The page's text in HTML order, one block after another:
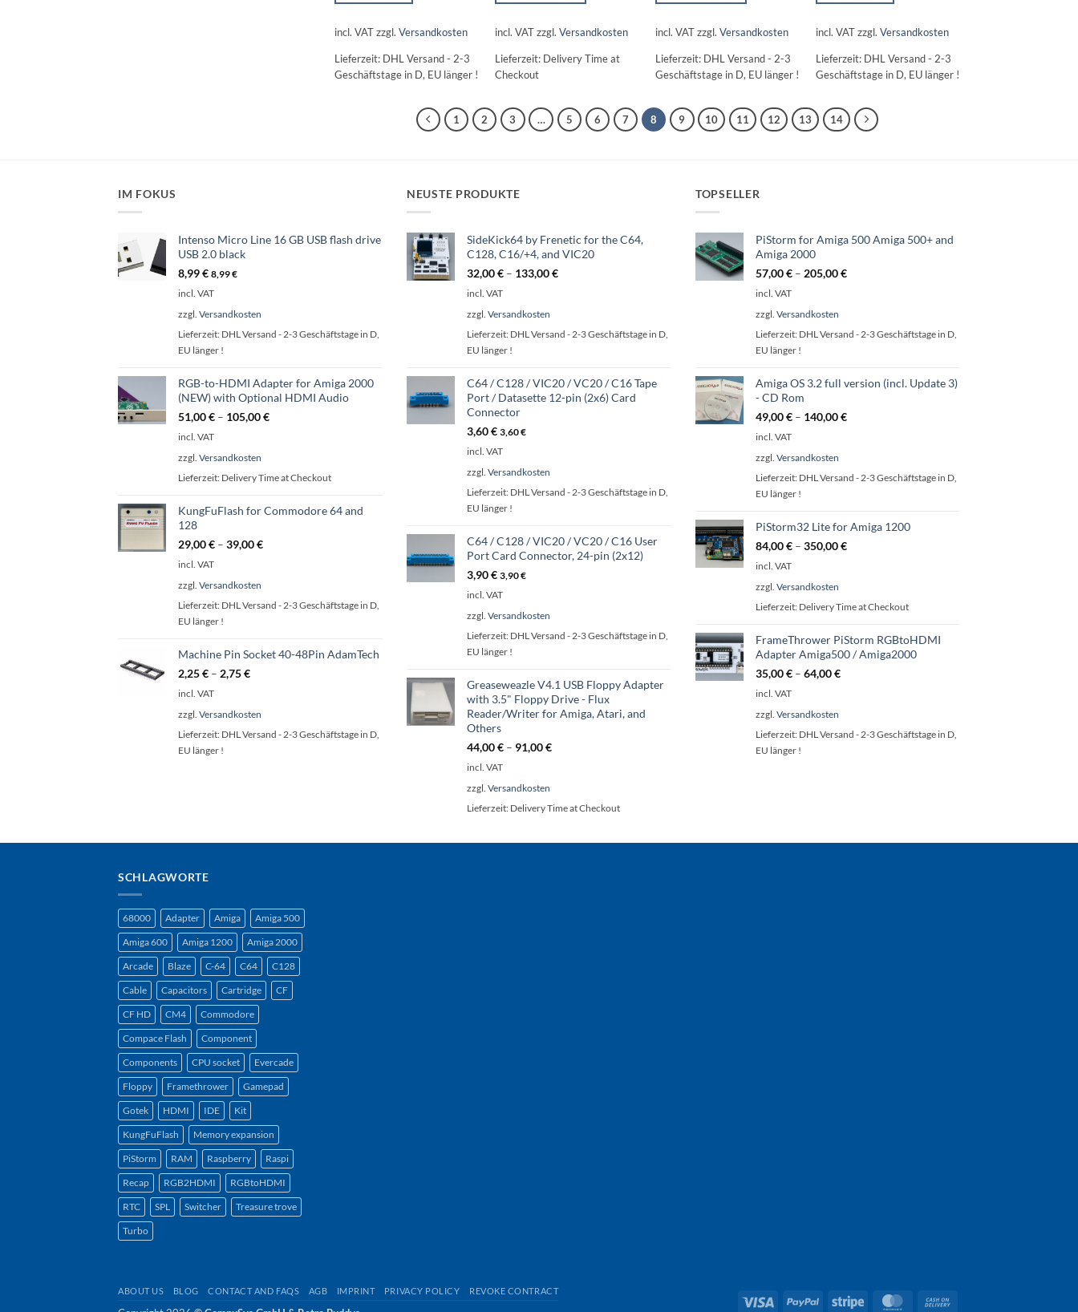
incl. VAT zzgl. Versandkosten
Lieferzeit: DHL Versand - 2-3
Geschäftstage in D, EU länger !
product
multiple
variants.
options
may
the
incl. VAT zzgl. Versandkosten
Lieferzeit: Delivery Time at
Checkout
product
multiple
variants.
options
may
incl. VAT zzgl. Versandkosten
Lieferzeit: DHL Versand - 2-3
Geschäftstage in D, EU länger !
incl. VAT zzgl. Versandkosten
Lieferzeit: DHL Versand - 2-3
Geschäftstage in D, EU länger !
1 2 3 … 5 6 7 8 9 10 11 12 13 14
IM FOKUS
Intenso Micro Line 16 GB USB flash drive
USB 2.0 black
8,99€ 8,99€
incl. VAT
zzgl. Versandkosten
Lieferzeit: DHL Versand - 2-3 Geschäftstage in D,
EU länger !
RGB-to-HDMI Adapter for Amiga 2000
(NEW) with Optional HDMI Audio
51,00€ – 105,00€
incl. VAT
zzgl. Versandkosten
Lieferzeit: Delivery Time at Checkout
KungFuFlash for Commodore 64 and
128
29,00€ – 39,00€
incl. VAT
zzgl. Versandkosten
Lieferzeit: DHL Versand - 2-3 Geschäftstage in D,
EU länger !
Machine Pin Socket 40-48Pin AdamTech
2,25€ – 2,75€
incl. VAT
zzgl. Versandkosten
Lieferzeit: DHL Versand - 2-3 Geschäftstage in D,
EU länger !
NEUSTE PRODUKTE
SideKick64 by Frenetic for the C64,
C128, C16/+4, and VIC20
32,00€ – 133,00€
incl. VAT
zzgl. Versandkosten
Lieferzeit: DHL Versand - 2-3 Geschäftstage in D,
EU länger !
C64 / C128 / VIC20 / VC20 / C16 Tape
Port / Datasette 12-pin (2x6) Card
Connector
3,60€ 3,60€
incl. VAT
zzgl. Versandkosten
Lieferzeit: DHL Versand - 2-3 Geschäftstage in D,
EU länger !
C64 / C128 / VIC20 / VC20 / C16 User
Port Card Connector, 24-pin (2x12)
3,90€ 3,90€
incl. VAT
zzgl. Versandkosten
Lieferzeit: DHL Versand - 2-3 Geschäftstage in D,
EU länger !
Greaseweazle V4.1 USB Floppy Adapter
with 3.5" Floppy Drive - Flux
Reader/Writer for Amiga, Atari, and
Others
44,00€ – 91,00€
incl. VAT
zzgl. Versandkosten
Lieferzeit: Delivery Time at Checkout
TOPSELLER
PiStorm for Amiga 500 Amiga 500+ and
Amiga 2000
57,00€ – 205,00€
incl. VAT
zzgl. Versandkosten
Lieferzeit: DHL Versand - 2-3 Geschäftstage in D,
EU länger !
Amiga OS 3.2 full version (incl. Update 3)
- CD Rom
49,00€ – 140,00€
incl. VAT
zzgl. Versandkosten
Lieferzeit: DHL Versand - 2-3 Geschäftstage in D,
EU länger !
PiStorm32 Lite for Amiga 1200
84,00€ – 350,00€
incl. VAT
zzgl. Versandkosten
Lieferzeit: Delivery Time at Checkout
FrameThrower PiStorm RGBtoHDMI
Adapter Amiga500 / Amiga2000
35,00€ – 64,00€
incl. VAT
zzgl. Versandkosten
Lieferzeit: DHL Versand - 2-3 Geschäftstage in D,
EU länger !
SCHLAGWORTE
68000 Adapter Amiga Amiga 500
Amiga 600 Amiga 1200 Amiga 2000
Arcade Blaze C-64 C64 C128
Cable Capacitors Cartridge CF
CF HD CM4 Commodore
Compace Flash Component
Components CPU socket Evercade
Floppy Framethrower Gamepad
Gotek HDMI IDE Kit
KungFuFlash Memory expansion
PiStorm RAM Raspberry Raspi
Recap RGB2HDMI RGBtoHDMI
RTC SPL Switcher Treasure trove
Turbo
Visa PayPal Stripe MasterCard
ABOUT US BLOG CONTACT AND FAQS AGB IMPRINT PRIVACY POLICY REVOKE CONTRACT